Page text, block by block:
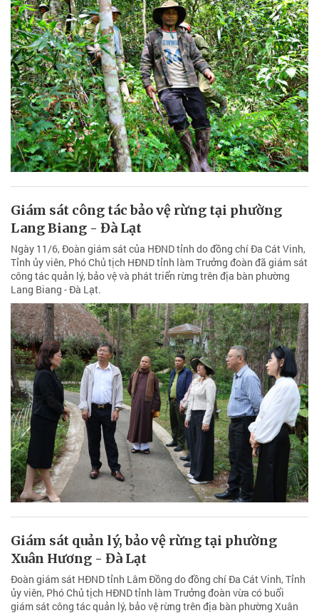
Giám sát công tác bảo vệ rừng tại phường
Lang Biang - Đà Lạt
Ngày 11/6, Đoàn giám sát của HĐND tỉnh do đồng chí Đa Cát Vinh,
Tỉnh ủy viên, Phó Chủ tịch HĐND tỉnh làm Trưởng đoàn đã giám sát
công tác quản lý, bảo vệ và phát triển rừng trên địa bàn phường
Lang Biang - Đà Lạt.
Giám sát quản lý, bảo vệ rừng tại phường
Xuân Hương - Đà Lạt
Đoàn giám sát HĐND tỉnh Lâm Đồng do đồng chí Đa Cát Vinh, Tỉnh
ủy viên, Phó Chủ tịch HĐND tỉnh làm Trưởng đoàn vừa có buổi
giám sát công tác quản lý, bảo vệ rừng trên địa bàn phường Xuân